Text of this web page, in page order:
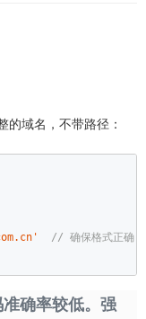
的域名，不带路径：
// 确保格式正确
确率较低。强